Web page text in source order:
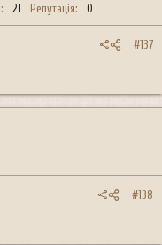
21 Репутація 0
#137
#138